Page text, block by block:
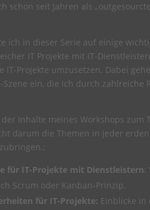
schon seit Jahren als
ich in dieser Serie auf einige
IT Projekte mit IT-
IT-Projekte umzusetzen. Dabei
ein, die ich durch zahlreiche
Inhalte meines Workshops zum
darum die Themen in jeder
für IT-Projekte mit Dienstleistern:
Scrum oder Kanban-Prinzip.
für IT-Projekte: Einblicke in